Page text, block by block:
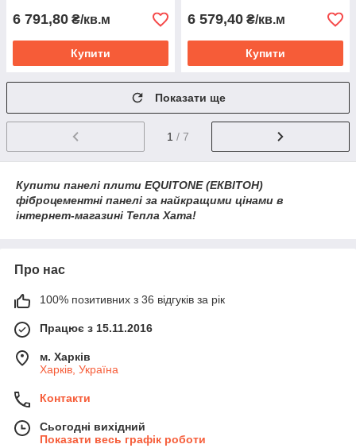
6 791,80 ₴/кв.м
Купити
6 579,40 ₴/кв.м
Купити
Показати ще
1 / 7
Купити панелі плити EQUITONE (ЕКВІТОН)
фіброцементні панелі за найкращими цінами в
інтернет-магазині Тепла Хата!
Про нас
100% позитивних з 36 відгуків за рік
Працює з 15.11.2016
м. Харків
Харків, Україна
Контакти
Сьогодні вихідний
Показати весь графік роботи